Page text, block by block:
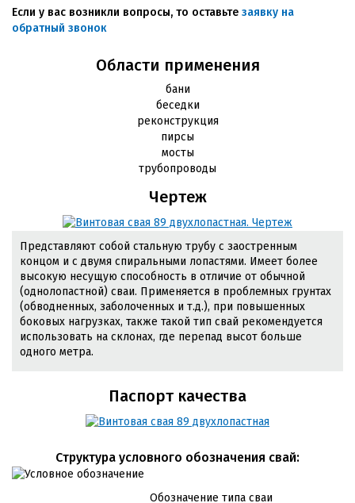
Если у вас возникли вопросы, то оставьте заявку на
обратный звонок
Области применения
бани
беседки
реконструкция
пирсы
мосты
трубопроводы
Чертеж
Представляют собой стальную трубу с заостренным
концом и с двумя спиральными лопастями. Имеет более
высокую несущую способность в отличие от обычной
(однолопастной) сваи. Применяется в проблемных грунтах
(обводненных, заболоченных и т.д.), при повышенных
боковых нагрузках, также такой тип свай рекомендуется
использовать на склонах, где перепад высот больше
одного метра.
Паспорт качества
Cтруктура условного обозначения свай:
Обозначение типа сваи